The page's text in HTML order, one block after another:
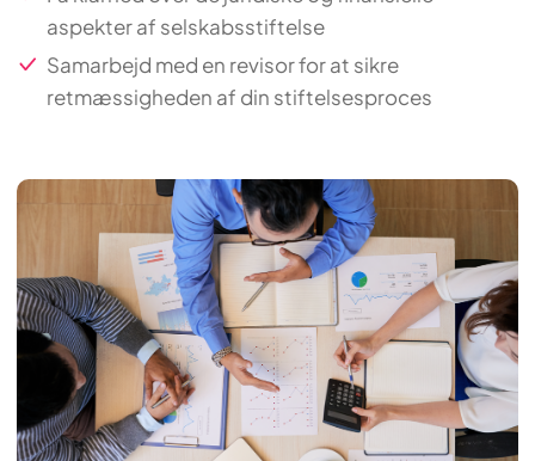
aspekter af selskabsstiftelse
Samarbejd med en revisor for at sikre
retmæssigheden af din stiftelsesproces